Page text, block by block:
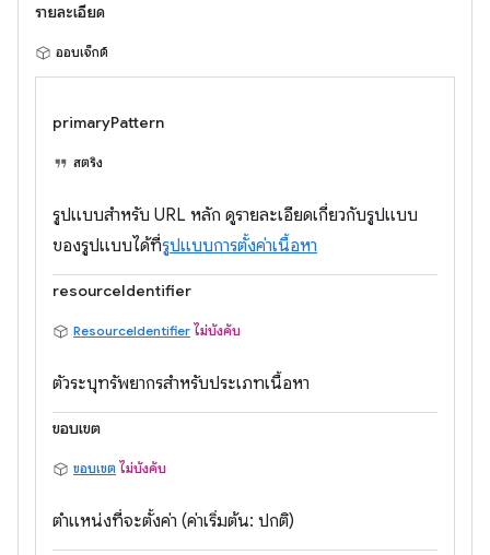
รายละเอียด
ออบเจ็กต์
primaryPattern
สตริง
รูปแบบสำหรับ URL หลัก ดูรายละเอียดเกี่ยวกับรูปแบบ
ของรูปแบบได้ที่รูปแบบการตั้งค่าเนื้อหา
resourceIdentifier
ResourceIdentifier ไม่บังคับ
ตัวระบุทรัพยากรสำหรับประเภทเนื้อหา
ขอบเขต
ขอบเขต ไม่บังคับ
ตำแหน่งที่จะตั้งค่า (ค่าเริ่มต้น: ปกติ)